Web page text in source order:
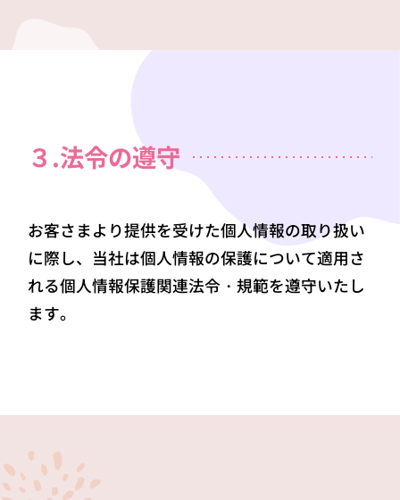
３.法令の遵守
お客さまより提供を受けた個人情報の取り扱い
に際し、当社は個人情報の保護について適用さ
れる個人情報保護関連法令・規範を遵守いたし
ます。